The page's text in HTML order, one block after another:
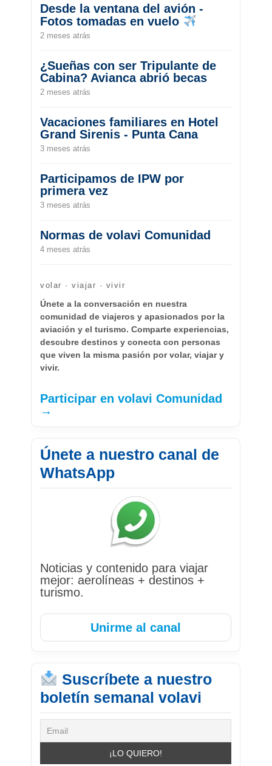
Desde la ventana del avión -
Fotos tomadas en vuelo
2 meses atrás
¿Sueñas con ser Tripulante de
Cabina? Avianca abrió becas
2 meses atrás
Vacaciones familiares en Hotel
Grand Sirenis - Punta Cana
3 meses atrás
Participamos de IPW por
primera vez
3 meses atrás
Normas de volavi Comunidad
4 meses atrás
volar · viajar · vivir
Únete a la conversación en nuestra
comunidad de viajeros y apasionados por la
aviación y el turismo. Comparte experiencias,
descubre destinos y conecta con personas
que viven la misma pasión por volar, viajar y
vivir.
Participar en volavi Comunidad
→
Únete a nuestro canal de
WhatsApp
Noticias y contenido para viajar
mejor: aerolíneas + destinos +
turismo.
Unirme al canal
Suscríbete a nuestro
boletín semanal volavi